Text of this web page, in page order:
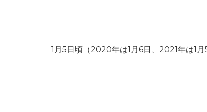
1月5日頃（2020年は1月6日、2021年は1月